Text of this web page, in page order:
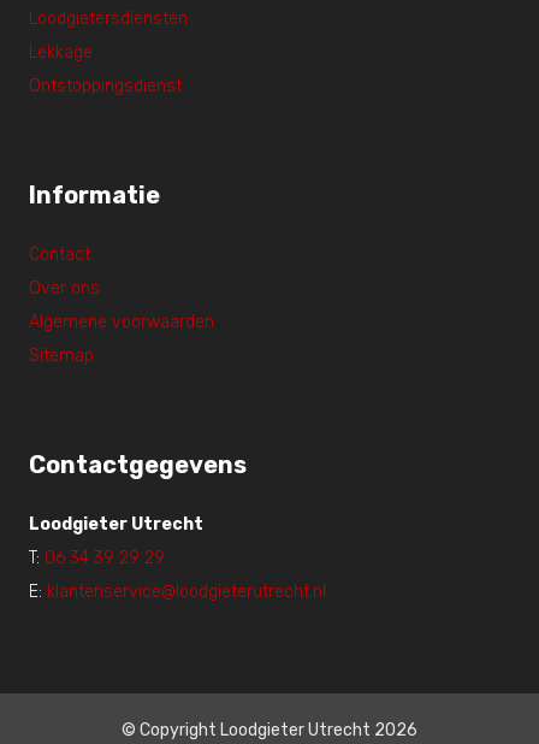
Loodgietersdiensten
Lekkage
Ontstoppingsdienst
Informatie
Contact
Over ons
Algemene voorwaarden
Sitemap
Contactgegevens
Loodgieter Utrecht
T: 06 34 39 29 29
E: klantenservice@loodgieterutrecht.nl
© Copyright Loodgieter Utrecht 2026